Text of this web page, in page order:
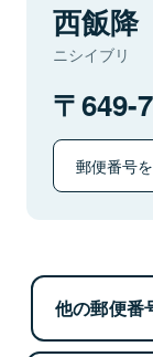
西飯降
ニシイブリ
649-
郵便番号
他の郵便番